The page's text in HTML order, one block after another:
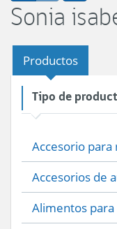
Sonia
Productos
Tipo de
Accesorio para
Accesorios de
Alimentos